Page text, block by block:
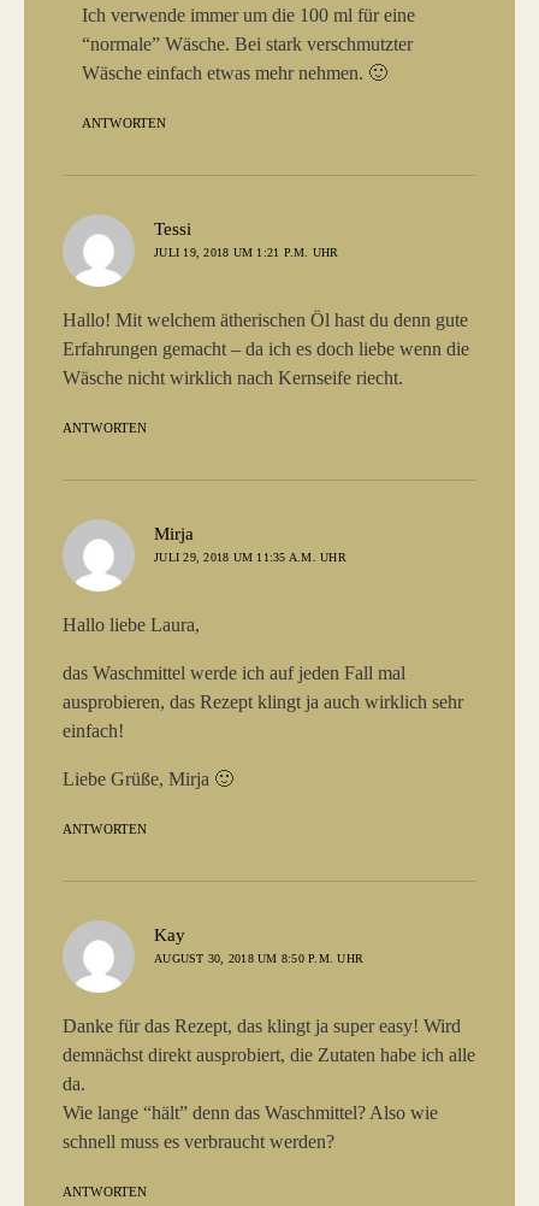
Ich verwende immer um die 100 ml für eine
“normale” Wäsche. Bei stark verschmutzter
Wäsche einfach etwas mehr nehmen. 🙂
ANTWORTEN
Tessi
JULI 19, 2018 UM 1:21 P.M. UHR
Hallo! Mit welchem ätherischen Öl hast du denn gute
Erfahrungen gemacht – da ich es doch liebe wenn die
Wäsche nicht wirklich nach Kernseife riecht.
ANTWORTEN
Mirja
JULI 29, 2018 UM 11:35 A.M. UHR
Hallo liebe Laura,
das Waschmittel werde ich auf jeden Fall mal
ausprobieren, das Rezept klingt ja auch wirklich sehr
einfach!
Liebe Grüße, Mirja 🙂
ANTWORTEN
Kay
AUGUST 30, 2018 UM 8:50 P.M. UHR
Danke für das Rezept, das klingt ja super easy! Wird
demnächst direkt ausprobiert, die Zutaten habe ich alle
da.
Wie lange “hält” denn das Waschmittel? Also wie
schnell muss es verbraucht werden?
ANTWORTEN